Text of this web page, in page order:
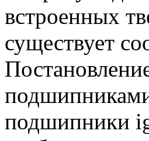
встроенных
существует
подшипники